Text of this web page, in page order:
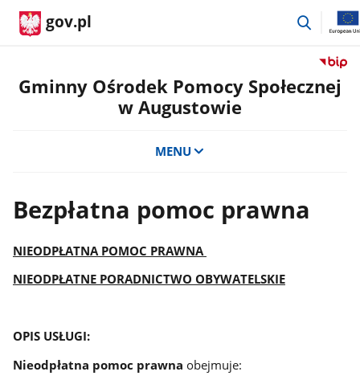
gov.pl
przejdź
Przejdź
do
Gminny Ośrodek Pomocy Społecznej
w Augustowie
MENU
Bezpłatna pomoc prawna
NIEODPŁATNA POMOC PRAWNA
NIEODPŁATNE PORADNICTWO OBYWATELSKIE
OPIS USŁUGI:
Nieodpłatna pomoc prawna obejmuje: